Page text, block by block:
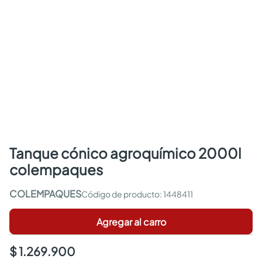
tanque cónico agroquímico 2000l
colempaques
COLEMPAQUES :1448411
Agregar al carro
$ 1.269.900